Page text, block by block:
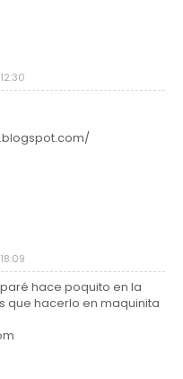
hace poquito en la
que hacerlo en maquinita